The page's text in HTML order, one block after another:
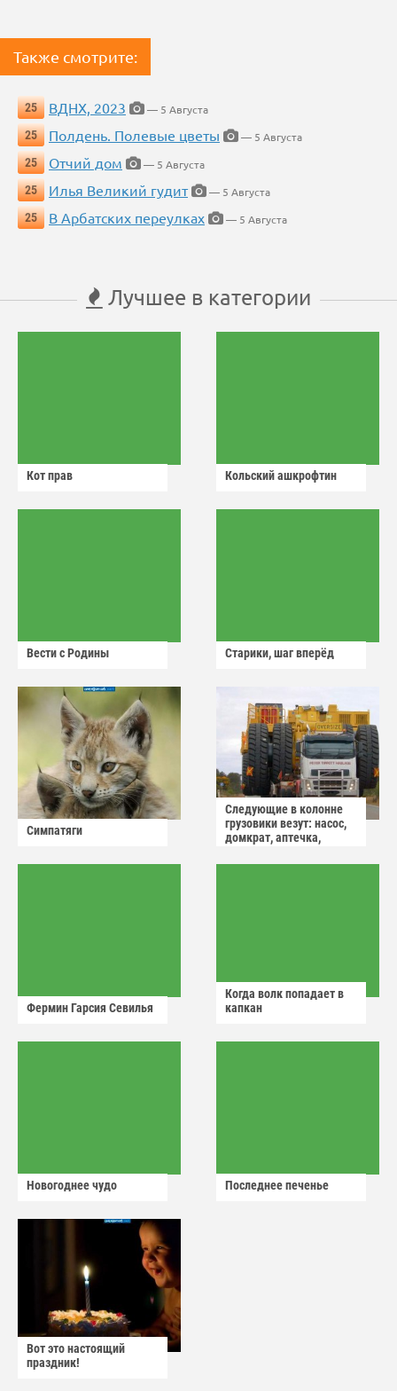
Также смотрите:
25 ВДНХ, 2023
— 5 Августа
25
Полдень. Полевые цветы
— 5 Августа
25
Отчий дом
— 5 Августа
25
Илья Великий гудит
— 5 Августа
25
В Арбатских переулках — 5 Августа
Лучшее в категории
Кот прав Кольский ашкрофтин
Вести с Родины Старики, шаг вперёд
Симпатяги
Следующие в колонне
грузовики везут: насос,
домкрат, аптечка,
Фермин Гарсия Севилья
Когда волк попадает в
капкан
Новогоднее чудо Последнее печенье
Вот это настоящий
праздник!